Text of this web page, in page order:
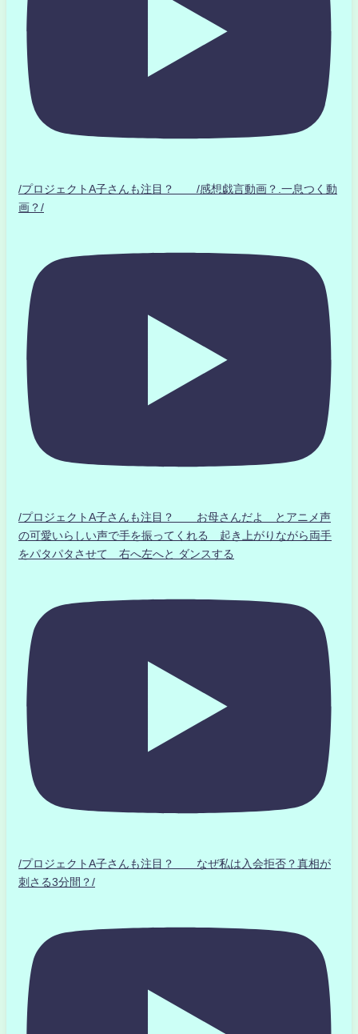
/プロジェクトA子さんも注目？ /感想戯言動画？.一息つく動
画？/
/プロジェクトA子さんも注目？ お母さんだよ とアニメ声
の可愛いらしい声で手を振ってくれる 起き上がりながら両手
をパタパタさせて 右へ左へと ダンスする
/プロジェクトA子さんも注目？ なぜ私は入会拒否？真相が
刺さる3分間？/